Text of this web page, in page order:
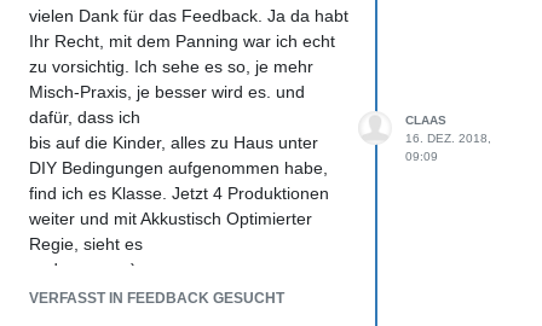
vielen Dank für das Feedback. Ja da habt
Ihr Recht, mit dem Panning war ich echt
zu vorsichtig. Ich sehe es so, je mehr
Misch-Praxis, je besser wird es. und
dafür, dass ich
bis auf die Kinder, alles zu Haus unter
DIY Bedingungen aufgenommen habe,
find ich es Klasse. Jetzt 4 Produktionen
weiter und mit Akkustisch Optimierter
Regie, sieht es
anders aus :-).
Gruß
VERFASST IN FEEDBACK GESUCHT
CLAAS
16. DEZ. 2018,
09:09